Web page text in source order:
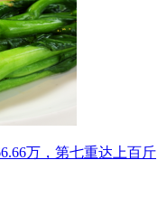
万，第七重达上百斤